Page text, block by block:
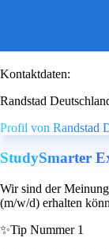
Kontaktdaten:
Randstad
Profil von Randstad
StudySmarter
Wir sind der
(m/w/d) erhalten
✨Tip Nummer 1